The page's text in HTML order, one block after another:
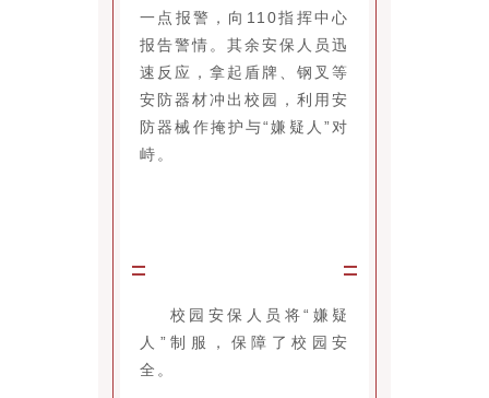
一点报警，向110指挥中心
报告警情。其余安保人员迅
速反应，拿起盾牌、钢叉等
安防器材冲出校园，利用安
防器械作掩护与“嫌疑人”对
峙。
校园安保人员将“嫌疑
人”制服，保障了校园安
全。